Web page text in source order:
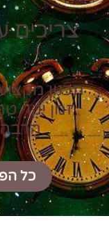
צריכים
תכנון
זמן יקר
הרבה
כל